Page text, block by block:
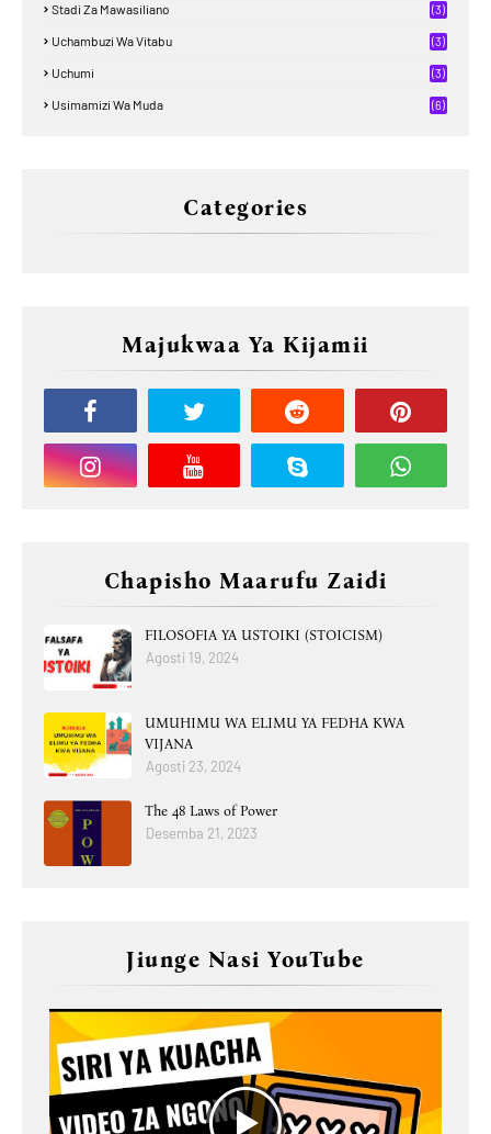
Stadi Za Mawasiliano (3)
Uchambuzi Wa Vitabu (3)
Uchumi (3)
Usimamizi Wa Muda (6)
Categories
Majukwaa Ya Kijamii
Chapisho Maarufu Zaidi
FILOSOFIA YA USTOIKI (STOICISM)
Agosti 19, 2024
UMUHIMU WA ELIMU YA FEDHA KWA
VIJANA
Agosti 23, 2024
The 48 Laws of Power
Desemba 21, 2023
Jiunge Nasi YouTube